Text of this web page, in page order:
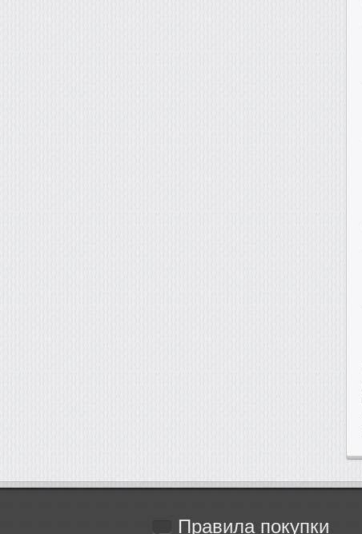
Правилапокупки